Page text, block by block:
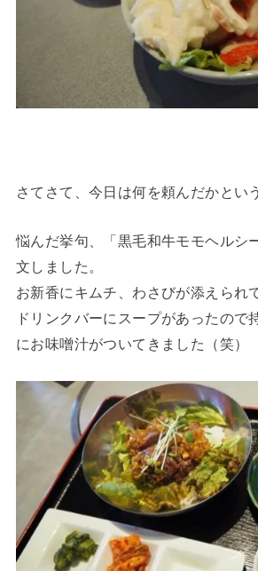
さてさて、今日は何を頼んだかとい
悩んだ挙句、「黒毛和牛モモヘルシ
文しました。
お新香にキムチ、わさびが添えられ
ドリンクバーにスープがあったので
にお味噌汁がついてきました（笑）